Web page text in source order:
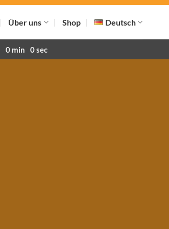
Über uns Shop Deutsch
0 min 0sec